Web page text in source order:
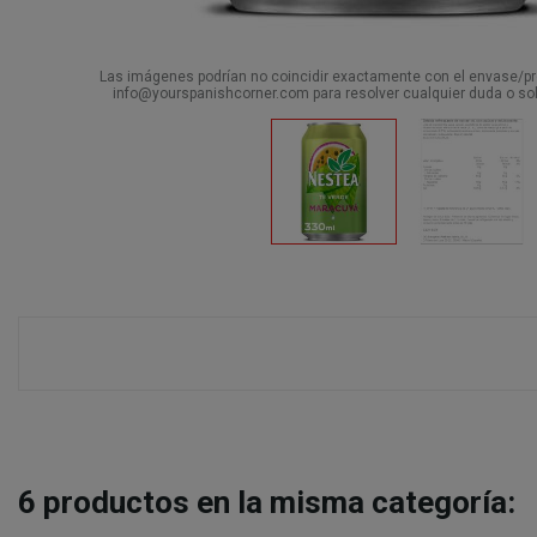
Las imágenes podrían no coincidir exactamente con el envase/
info@yourspanishcorner.com para resolver cualquier duda o
6 productos en la misma categoría: